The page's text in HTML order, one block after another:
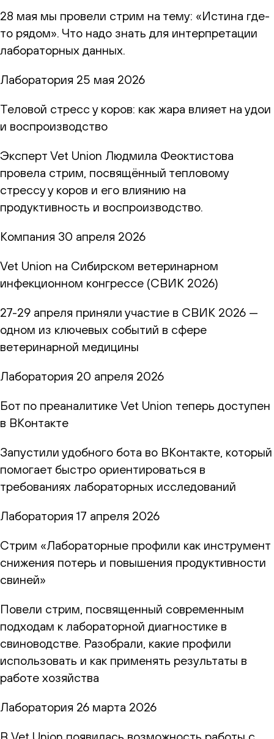
28 мая мы провели стрим на тему: «Истина где-
то рядом». Что надо знать для интерпретации
лабораторных данных.
Лаборатория 25 мая 2026
Теловой стресс у коров: как жара влияет на удои
и воспроизводство
Эксперт Vet Union Людмила Феоктистова
провела стрим, посвящённый тепловому
стрессу у коров и его влиянию на
продуктивность и воспроизводство.
Компания 30 апреля 2026
Vet Union на Сибирском ветеринарном
инфекционном конгрессе (СВИК 2026)
27-29 апреля приняли участие в СВИК 2026 —
одном из ключевых событий в сфере
ветеринарной медицины
Лаборатория 20 апреля 2026
Бот по преаналитике Vet Union теперь доступен
в ВКонтакте
Запустили удобного бота во ВКонтакте, который
помогает быстро ориентироваться в
требованиях лабораторных исследований
Лаборатория 17 апреля 2026
Стрим «Лабораторные профили как инструмент
снижения потерь и повышения продуктивности
свиней»
Повели стрим, посвященный современным
подходам к лабораторной диагностике в
свиноводстве. Разобрали, какие профили
использовать и как применять результаты в
работе хозяйства
Лаборатория 26 марта 2026
В Vet Union появилась возможность работы с